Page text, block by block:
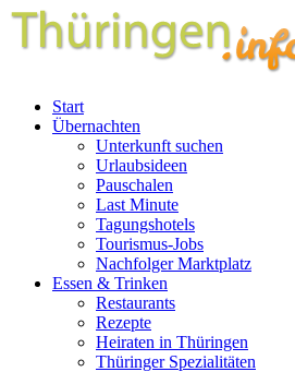
Start
Übernachten
Unterkunft suchen
Urlaubsideen
Pauschalen
Last Minute
Tagungshotels
Tourismus-Jobs
Nachfolger Marktplatz
Essen & Trinken
Restaurants
Rezepte
Heiraten in Thüringen
Thüringer Spezialitäten